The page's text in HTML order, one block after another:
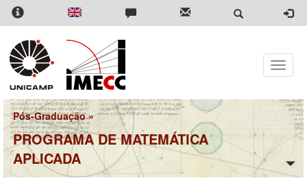
Pular
para
conteúdo
principal
Toggle
Pós-Graduação»
PROGRAMA DE MATEMÁTICA
APLICADA